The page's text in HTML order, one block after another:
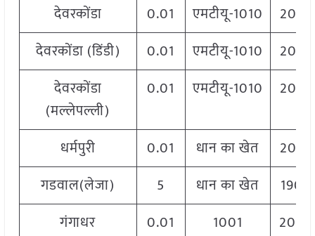
देवरकोंडा
0.01 एमटीयू-1010
2060
देवरकोंडा (डिंडी)
0.01 एमटीयू-1010
2060
देवरकोंडा
(मल्लेपल्ली)
0.01 एमटीयू-1010 2060
धर्मपुरी 0.01 धान का खेत
2060
गडवाल(लेजा)
5 धान का खेत
1900
गंगाधर
0.01 1001
2040